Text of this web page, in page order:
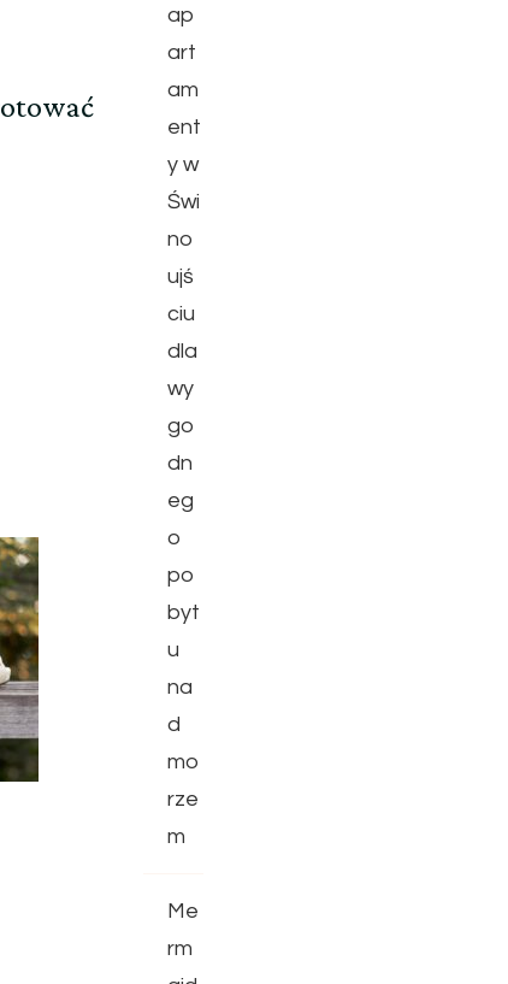
ap
art
am
ent
y w
Świ
no
ujś
ciu
dla
wy
go
dn
eg
o
po
byt
u
na
d
mo
rze
m
Me
rm